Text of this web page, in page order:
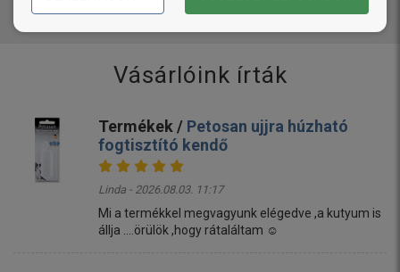
Vásárlóink írták
Termékek / Petosan ujjra húzható
fogtisztító kendő
Linda - 2026.08.03. 11:17
Mi a termékkel megvagyunk elégedve ,a kutyum is
állja ....örülök ,hogy rátaláltam ☺️